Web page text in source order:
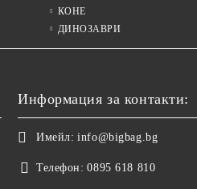
КОНЕ
ДИНОЗАВРИ
Информация за контакти:
Имейл: info@bigbag.bg
Телефон: 0895 618 810